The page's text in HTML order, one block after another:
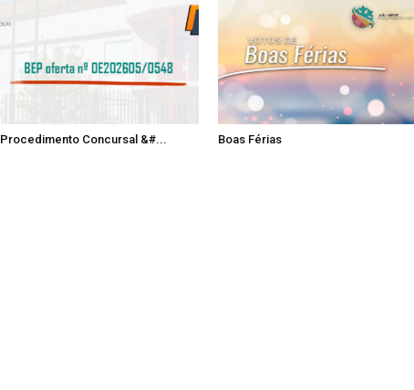
Procedimento Concursal &#... Boas Férias